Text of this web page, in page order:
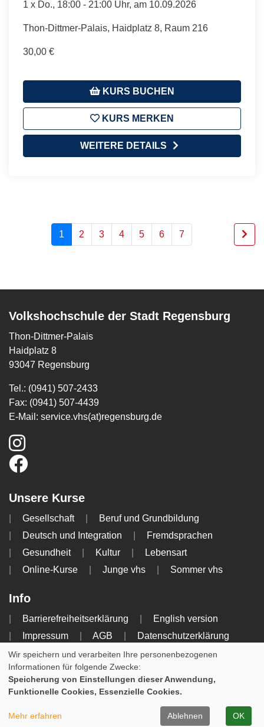
1 x Do., 18:00 - 21:00 Uhr, am 10.09.2026
Thon-Dittmer-Palais, Haidplatz 8, Raum 216
30,00 €
KURS BUCHEN
KURS MERKEN
WEITERE DETAILS
1 2 3 4 5 6 7
Volkshochschule der Stadt Regensburg
Thon-Dittmer-Palais
Haidplatz 8
93047 Regensburg
Tel.: (0941) 507-2433
Fax: (0941) 507-4439
E-Mail: service.vhs(at)regensburg.de
Unsere Kurse
Gesellschaft
Beruf und Grundbildung
Deutsch und Integration
Fremdsprachen
Gesundheit
Kultur
Lebensart
Online-Kurse
Junge vhs Sommer vhs
Info
Barrierefreiheitserklärung
English version
Impressum
AGB
Datenschutzerklärung
Widerrufsbelehrung
Cookie Einstellungen
Wir speichern und verarbeiten Ihre personenbezogenen
Informationen für folgende Zwecke:
Speicherung von Einstellungen dieser Anwendung,
Funktionelle Cookies, Essenzielle Cookies.
Mehr erfahren Ablehnen OK